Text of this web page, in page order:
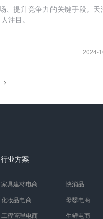
提升竞争力的关键手段。天
注目。
2024-
>
行业方案
家具建材电商
快消品
化妆品电商
母婴电商
工程管理电商
生鲜电商